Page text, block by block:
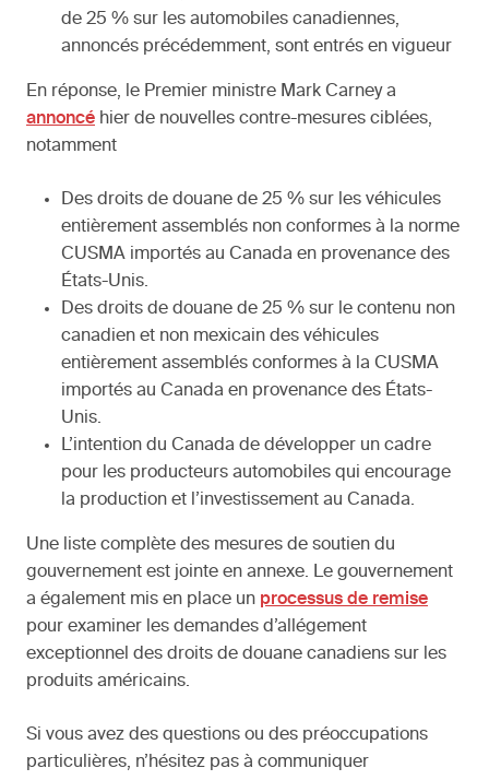
de 25 % sur les automobiles canadiennes,
annoncés précédemment, sont entrés en vigueur
En réponse, le Premier ministre Mark Carney a
annoncé hier de nouvelles contre-mesures ciblées,
notamment
Des droits de douane de 25 % sur les véhicules
entièrement assemblés non conformes à la norme
CUSMA importés au Canada en provenance des
États-Unis.
Des droits de douane de 25 % sur le contenu non
canadien et non mexicain des véhicules
entièrement assemblés conformes à la CUSMA
importés au Canada en provenance des États-
Unis.
L’intention du Canada de développer un cadre
pour les producteurs automobiles qui encourage
la production et l’investissement au Canada.
Une liste complète des mesures de soutien du
gouvernement est jointe en annexe. Le gouvernement
a également mis en place un processus de remise
pour examiner les demandes d’allégement
exceptionnel des droits de douane canadiens sur les
produits américains.
Si vous avez des questions ou des préoccupations
particulières, n’hésitez pas à communiquer